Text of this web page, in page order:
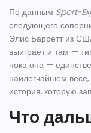
По данным Sport-
следующего
Элис Барретт из
выиграет и там —
пока она —
наилегчайшем весе,
история, которую
Что